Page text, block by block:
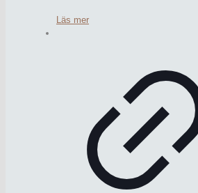
Läs mer